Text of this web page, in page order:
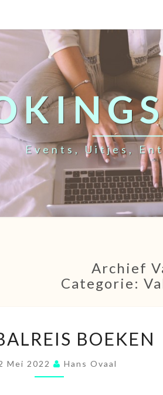
Events, Uitjes,
Archief
Categorie:
BOEKENBOEKEN
Mei 2022 Hans Ovaal